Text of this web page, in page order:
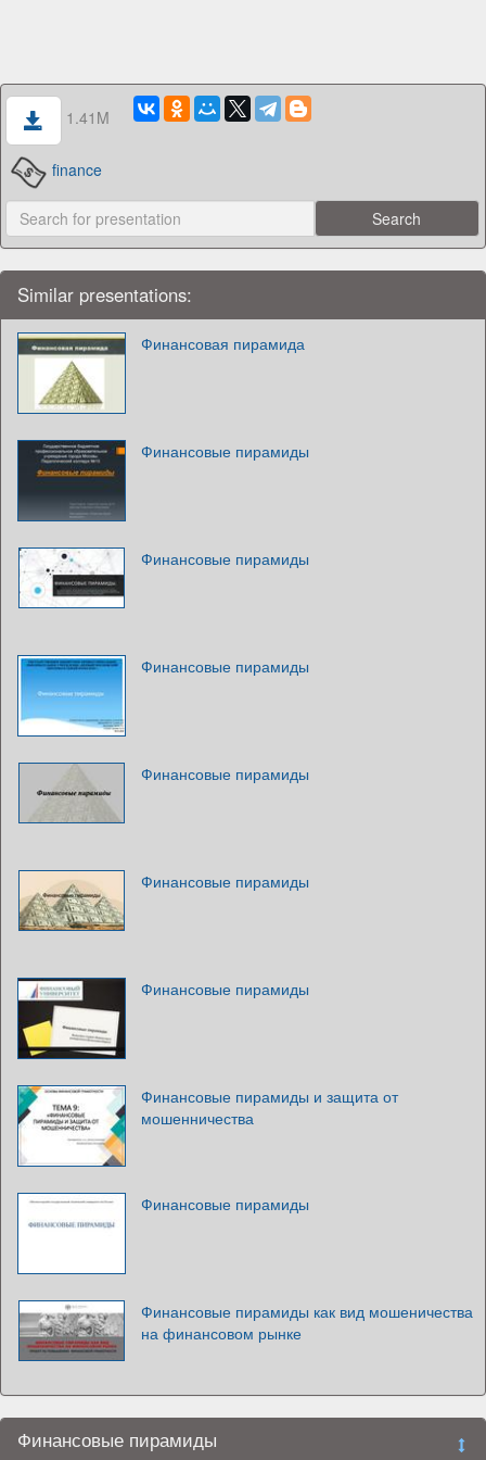
1.41M
finance
Similar presentations:
Финансовая пирамида
Финансовые пирамиды
Финансовые пирамиды
Финансовые пирамиды
Финансовые пирамиды
Финансовые пирамиды
Финансовые пирамиды
Финансовые пирамиды и защита от
мошенничества
Финансовые пирамиды
Финансовые пирамиды как вид мошеничества
на финансовом рынке
Финансовые пирамиды